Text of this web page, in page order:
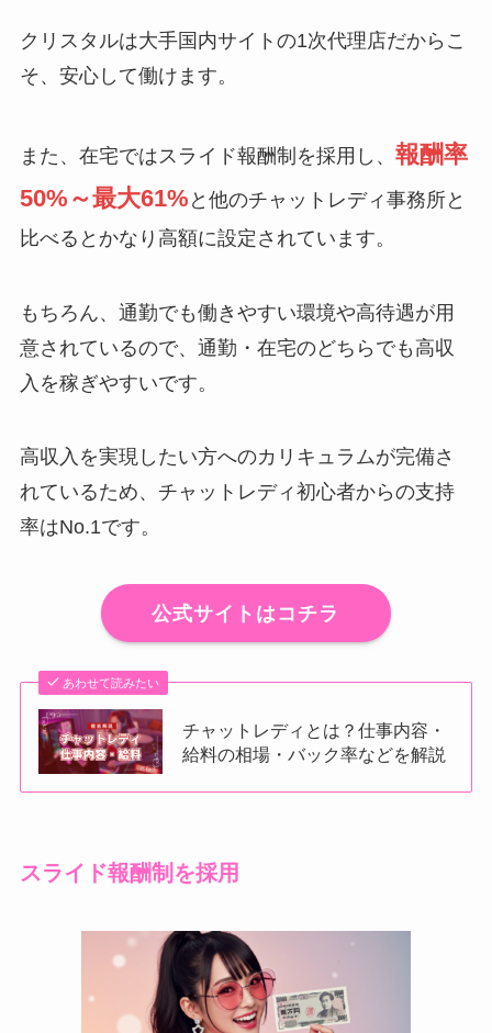
クリスタルは大手国内サイトの1次代理店だからこ
そ、安心して働けます。
また、在宅ではスライド報酬制を採用し、 報酬率
50%～最大61% と他のチャットレディ事務所と
比べるとかなり高額に設定されています。
もちろん、通勤でも働きやすい環境や高待遇が用
意されているので、通勤・在宅のどちらでも高収
入を稼ぎやすいです。
高収入を実現したい方へのカリキュラムが完備さ
れているため、チャットレディ初心者からの支持
率はNo.1です。
公式サイトはコチラ
あわせて読みたい
チャットレディとは？仕事内容・
給料の相場・バック率などを解説
スライド報酬制を採用